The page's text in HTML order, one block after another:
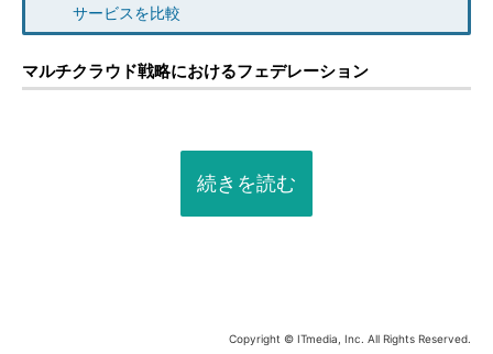
サービスを比較
マルチクラウド戦略におけるフェデレーション
続きを読む
Copyright © ITmedia, Inc. All Rights Reserved.